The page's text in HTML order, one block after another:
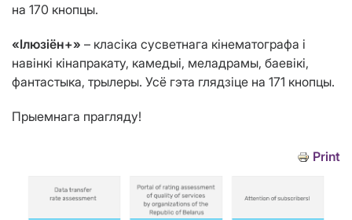
на 170 кнопцы.
«Ілюзіён+» – класіка сусветнага кінематографа і
навінкі кінапракату, камедыі, меладрамы, баевікі,
фантастыка, трылеры. Усё гэта глядзіце на 171 кнопцы.
Прыемнага прагляду!
Print